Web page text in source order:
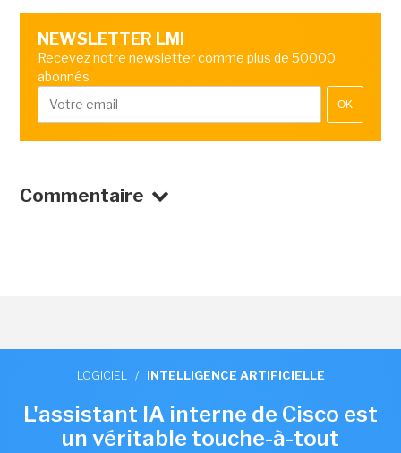
NEWSLETTER LMI
Recevez notre newsletter comme plus de 50000
abonnés
OK
Commentaire
LOGICIEL / INTELLIGENCE ARTIFICIELLE
L'assistant IA interne de Cisco est
un véritable touche-à-tout